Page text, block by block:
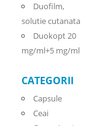
Duofilm,
solutie cutanata
Duokopt 20
mg/ml+5 mg/ml
CATEGORII
Capsule
Ceai